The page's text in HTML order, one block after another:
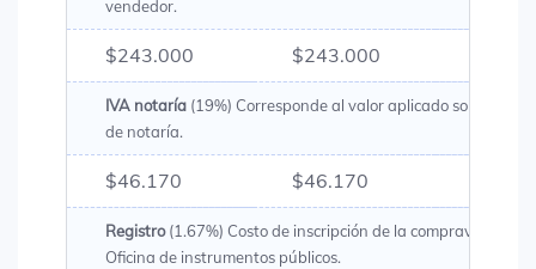
vendedor.
$243.000 $243.000
IVA notaría (19%) Corresponde al valor aplicado sobre los
de notaría.
$46.170 $46.170
Registro(1.67%) Costo de inscripción de la compraventa en
Oficina de instrumentos públicos.